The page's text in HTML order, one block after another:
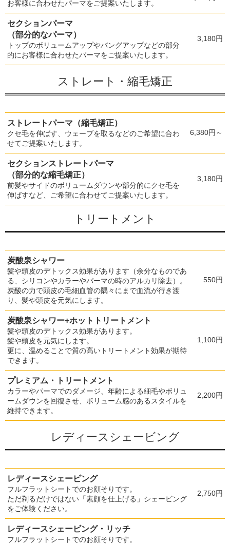
お客様に合わせたパーマをご提案いたします。
セクションパーマ
（部分的なパーマ）
トップのボリュームアップやバングアップなどの部分
的にお客様に合わせたパーマをご提案いたします。
3,180円
ストレート・縮毛矯正
ストレートパーマ（縮毛矯正）
クセ毛を伸ばす、ウェーブを取るなどのご希望に合わ
せてご提案いたします。
6,380円～
セクションストレートパーマ
（部分的な縮毛矯正）
前髪やサイドのボリュームダウンや部分的にクセ毛を
伸ばすなど、ご希望に合わせてご提案いたします。
3,180円
トリートメント
炭酸泉シャワー
髪や頭皮のデトックス効果があります（余分なものであ
る、シリコンやカラーやパーマの時のアルカリ除去）。
炭酸の力で頭皮の毛細血管の隅々にまで血流が行き渡
り、髪や頭皮を元気にします。
550円
炭酸泉シャワー+ホットトリートメント
髪や頭皮のデトックス効果があります。
髪や頭皮を元気にします。
更に、温めることで質の高いトリートメント効果が期待
できます。
1,100円
プレミアム・トリートメント
カラーやパーマでのダメージ、年齢による細毛やボリュ
ームダウンを回復させ、ボリューム感のあるスタイルを
維持できます。
2,200円
レディースシェービング
レディースシェービング
フルフラットシートでのお顔そりです。
ただ剃るだけではない「素顔を仕上げる」シェービング
をご体験ください。
2,750円
レディースシェービング・リッチ
フルフラットシートでのお顔そりです。